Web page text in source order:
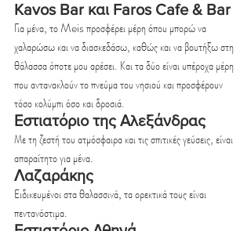
Kavos Bar και Faros Cafe & Bar
Για μένα, το Meis προσφέρει μέρη όπου μπορώ να
χαλαρώσω και να διασκεδάσω, καθώς και να βουτήξω στη
θάλασσα όποτε μου αρέσει. Και τα δύο είναι υπέροχα μέρη
που αντανακλούν το πνεύμα του νησιού και προσφέρουν
τόσο κολύμπι όσο και δροσιά.
Εστιατόριο της Αλεξάνδρας
Με τη ζεστή του ατμόσφαιρα και τις σπιτικές γεύσεις, είναι
απαραίτητο για μένα.
Λαζαράκης
Ειδικευμένοι στα θαλασσινά, τα ορεκτικά τους είναι
πεντανόστιμα.